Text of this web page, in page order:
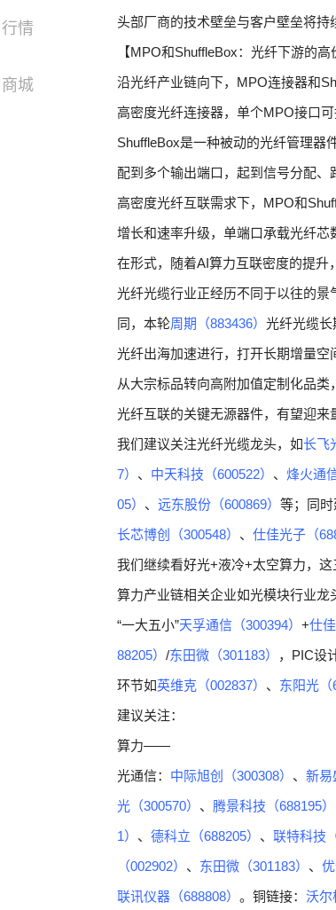
行情
商城
头部厂商的技术壁垒与客户壁垒将持
【MPO和ShuffleBox：光纤下游的高
沿光纤产业链向下，MPO连接器和
高密度光纤连接器，单个MPO接口
ShuffleBox是一种被动的光纤管理器
配到多个输出端口，起到信号分配、
高密度光纤互联需求下，MPO和
增长和速率升级，单端口承载光纤
在形式，随着AI算力互联密度的提升
光纤光缆行业正经历不同于以往的景
同，本轮周期（883436） 光纤光缆长
光纤出海加速进行，打开长期增量
从大宗标品转向高附加值定制化品
光纤互联的关键无源器件，有望迎来
我们建议关注光纤光缆龙头，如长飞
7） 、 中天科技（600522） 、 烽火通
05） 、 远东股份（600869） 等；同时
长芯博创（300548） 、 仕佳光子（
我们继续看好光+液冷+太空算力，
算力产业链相关企业如光模块行业龙
“一大五小”天孚通信（300394） +仕
88205） /东田微（301183） ，PIC设
环节如英维克（002837） 、 东阳光（
建议关注：
算力——
光通信： 中际旭创（300308） 、 新易
光（300570） 、 腾景科技（688195）
1） 、 德科立（688205） 、 联特科技
（002902） 、 东田微（301183） 、
联讯仪器（688808） 。铜链接： 沃尔